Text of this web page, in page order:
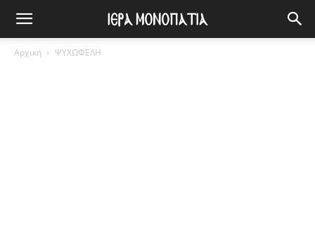
Αρχική ΨΥΧΩΦΕΛΗ